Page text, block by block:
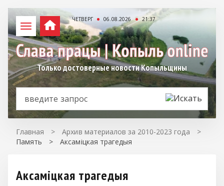
ЧЕТВЕРГ 06.08.2026 21:37
Только достоверные новости Копыльщины
Главная > Архив материалов за 2010-2023 года
>
Память
> Аксаміцкая трагедыя
Аксаміцкая трагедыя